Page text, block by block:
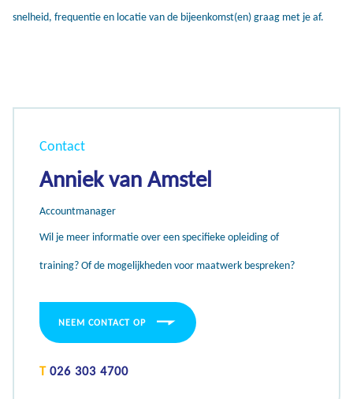
snelheid, frequentie en locatie van de bijeenkomst(en) graag met je af.
Contact
Anniek van Amstel
Accountmanager
Wil je meer informatie over een specifieke opleiding of
training? Of de mogelijkheden voor maatwerk bespreken?
NEEM CONTACT OP
T 026 303 4700